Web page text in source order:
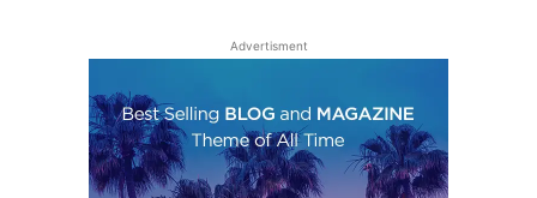
Advertisment